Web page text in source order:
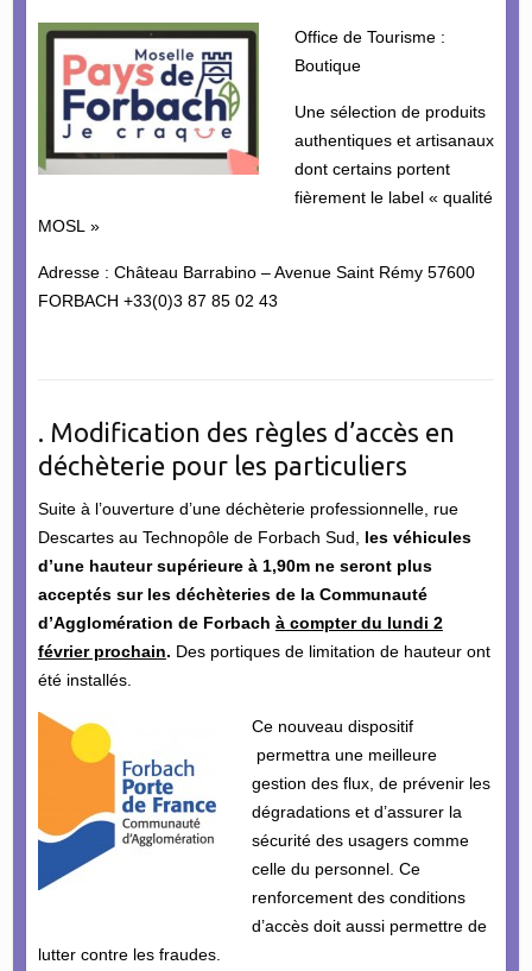
Office de Tourisme :
Boutique
Une sélection de produits
authentiques et artisanaux
dont certains portent
fièrement le label « qualité
MOSL »
Adresse : Château Barrabino – Avenue Saint Rémy 57600
FORBACH +33(0)3 87 85 02 43
. Modification des règles d’accès en
déchèterie pour les particuliers
Suite à l’ouverture d’une déchèterie professionnelle, rue
Descartes au Technopôle de Forbach Sud,
les véhicules
d’une hauteur supérieure à 1,90m ne seront plus
acceptés sur les déchèteries de la Communauté
d’Agglomération de Forbach à compter du lundi 2
février prochain. Des portiques de limitation de hauteur ont
été installés.
Ce nouveau dispositif
permettra une meilleure
gestion des flux, de prévenir les
dégradations et d’assurer la
sécurité des usagers comme
celle du personnel. Ce
renforcement des conditions
d’accès doit aussi permettre de
lutter contre les fraudes.